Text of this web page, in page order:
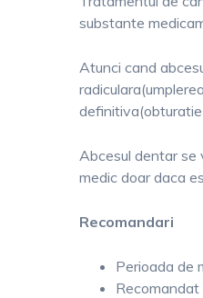
substante
Atunci cand
Abcesul dentar se
medic doar daca
Recomandari
Perioada de